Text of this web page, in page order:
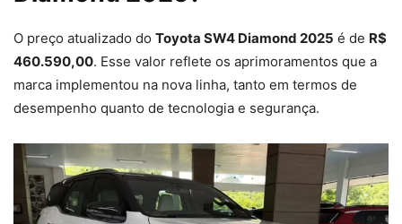
O preço atualizado do Toyota SW4 Diamond 2025 é de R$
460.590,00. Esse valor reflete os aprimoramentos que a
marca implementou na nova linha, tanto em termos de
desempenho quanto de tecnologia e segurança.